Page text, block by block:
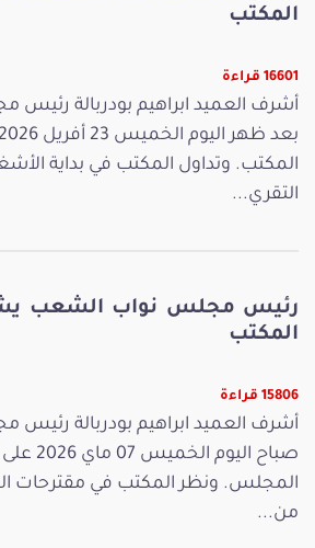
المكتب
16601 قراءة
أشرف العميد ابراهيم بودربالة
المكتب. وتداول المكتب في بداية
التقري...
رئيس مجلس نواب الشعب
المكتب
15806 قراءة
أشرف العميد ابراهيم بودربالة
صباح
المجلس. ونظر المكتب في مقترحات
من...